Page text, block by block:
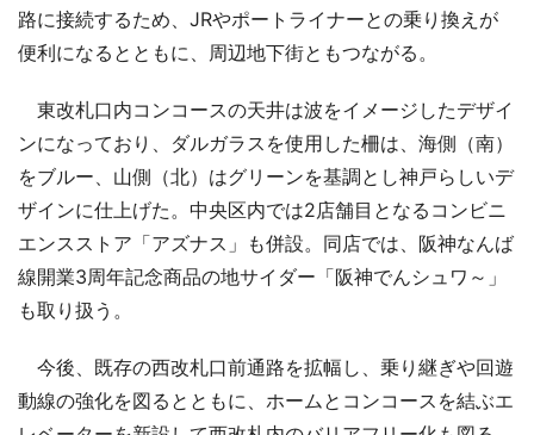
路に接続するため、JRやポートライナーとの乗り換えが
便利になるとともに、周辺地下街ともつながる。
東改札口内コンコースの天井は波をイメージしたデザイ
ンになっており、ダルガラスを使用した柵は、海側（南）
をブルー、山側（北）はグリーンを基調とし神戸らしいデ
ザインに仕上げた。中央区内では2店舗目となるコンビニ
エンスストア「アズナス」も併設。同店では、阪神なんば
線開業3周年記念商品の地サイダー「阪神でんシュワ～」
も取り扱う。
今後、既存の西改札口前通路を拡幅し、乗り継ぎや回遊
動線の強化を図るとともに、ホームとコンコースを結ぶエ